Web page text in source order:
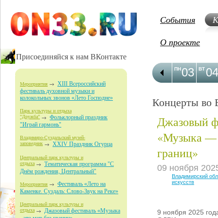
Присоединяйся к нам ВКонтакте
Мероприятия
XIII Всероссийский
фестиваль духовной музыки и
колокольных звонов «Лето Господне»
Парк культуры и отдыха
"Дружба"
Фольклорный праздник
"Играй гармонь"
Владимиро-Суздальский музей-
заповедник XXIV Праздник Огурца
Центральный парк культуры и
отдыха
Тематическая программа "С
Днём рождения, Центральный"
Мероприятия
Фестиваль «Лето на
Каменке. Суздаль: Слово-Звук на Реке»
Центральный парк культуры и
отдыха
Джазовый фестиваль «Музыка
События
О проекте
03
ПН 04
ВТ
Концерты во
Джазовый
«Музыка —
границ»
09 ноября
Владимирский
искусств
9 ноября 2025